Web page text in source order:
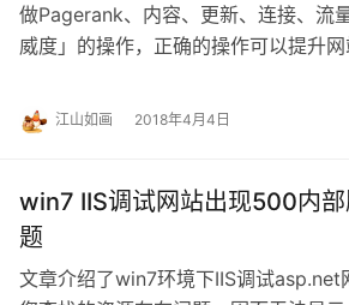
做Pagerank、内容、更新、连接、流
威度」的操作，正确的操作可以提升
江山如画 2018年4月4日
win7 IIS调试网站出现500内
题
文章介绍了win7环境下IIS调试asp.net